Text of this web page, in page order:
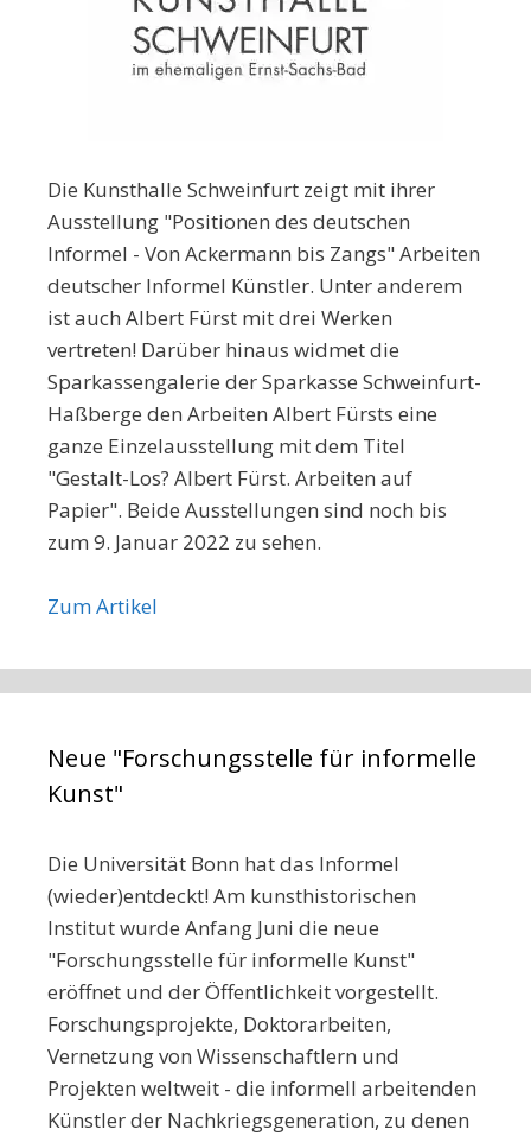
Die Kunsthalle Schweinfurt zeigt mit ihrer
Ausstellung "Positionen des deutschen
Informel - Von Ackermann bis Zangs" Arbeiten
deutscher Informel Künstler. Unter anderem
ist auch Albert Fürst mit drei Werken
vertreten! Darüber hinaus widmet die
Sparkassengalerie der Sparkasse Schweinfurt-
Haßberge den Arbeiten Albert Fürsts eine
ganze Einzelausstellung mit dem Titel
"Gestalt-Los? Albert Fürst. Arbeiten auf
Papier". Beide Ausstellungen sind noch bis
zum 9. Januar 2022 zu sehen.
Zum Artikel
Neue "Forschungsstelle für informelle
Kunst"
Die Universität Bonn hat das Informel
(wieder)entdeckt! Am kunsthistorischen
Institut wurde Anfang Juni die neue
"Forschungsstelle für informelle Kunst"
eröffnet und der Öffentlichkeit vorgestellt.
Forschungsprojekte, Doktorarbeiten,
Vernetzung von Wissenschaftlern und
Projekten weltweit - die informell arbeitenden
Künstler der Nachkriegsgeneration, zu denen